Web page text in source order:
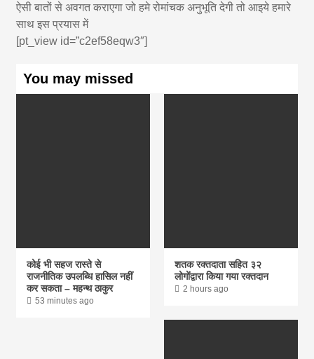
ऐसी बातों से अवगत कराएगा जो हमे रोमांचक अनुभूति देगी तो आइये हमारे
साथ इस प्रयास में
[pt_view id=”c2ef58eqw3″]
You may missed
कोई भी सहज रास्ते से
राजनीतिक उपलब्धि हासिल नहीं
कर सकता – महन्थ ठाकुर
53 minutes ago
शतक रक्तदाता सहित ३२
लोगोंद्वारा किया गया रक्तदान
2 hours ago